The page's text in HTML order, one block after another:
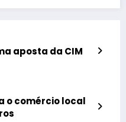
aposta da CIM
o comércio local